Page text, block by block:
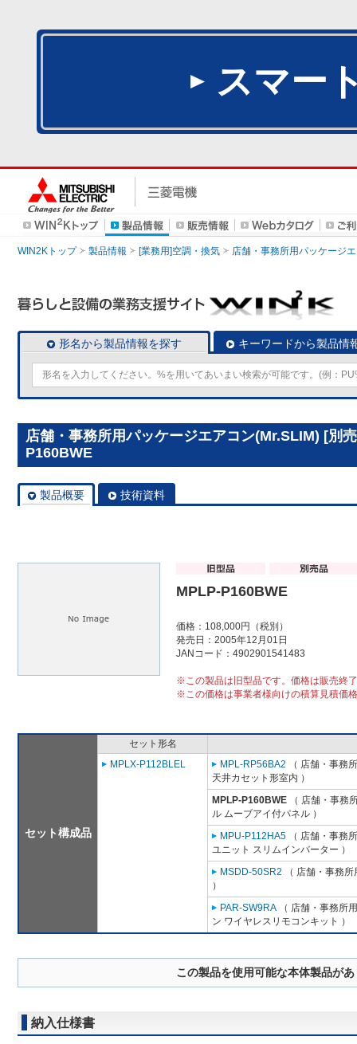
スマー
WIN2Kトップ 製品情報 [業務用]空調・換気 店舗・事務所用パッケージ
形名から製品情報を探す キーワードから製品情
店舗・事務所用パッケージエアコン(Mr.SLIM) [別
P160BWE
製品概要 技術資料
MPLP-P160BWE
価格：108,000円（税別）
発売日：2005年12月01日
JANコード：4902901541483
※この製品は旧型品です。価格は販売終
※この価格は事業者様向けの積算見積価
セット構成品
セット形名
MPLX-P112BLEL
MPL-RP56BA2 （ 店舗・事務
天井カセット形室内 ）
MPLP-P160BWE （ 店舗・事務
ル ムーブアイ付パネル ）
MPU-P112HA5 （ 店舗・事務
ユニット スリムインバーター ）
MSDD-50SR2 （ 店舗・事務
）
PAR-SW9RA （ 店舗・事務所
ン ワイヤレスリモコンキット ）
この製品を使用可能な本体製品が
納入仕様書